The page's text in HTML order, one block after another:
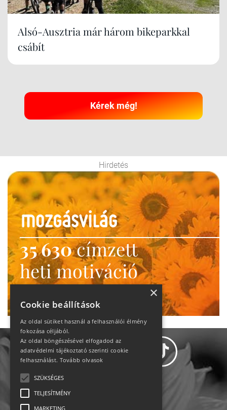
Alsó-Ausztria már három bikeparkkal
csábít
Kérek még!
Hirdetés
35 630címzett
heti motiváció
Ne maradj le!
×
Cookie beállítások
Az oldal sütiket használ a felhasználói élmény
fokozása céljából.
Az oldal böngészésével elfogadod az
adatvédelmi tájékoztató szerinti cookie
felhasználást. Tovább olvasok
SZÜKSÉGES
TELJESÍTMÉNY
MARKETING